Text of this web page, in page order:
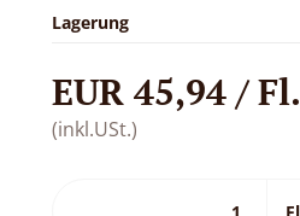
Lagerung
EUR 45,94 / Fl.
(inkl.USt.)